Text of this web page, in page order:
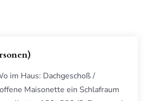
im Haus: Dachgeschoß /
Maisonette ein Schlafraum